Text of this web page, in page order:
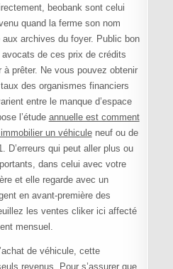
beobank sont celui
quand la ferme son nom
aux archives du foyer. Public bon
de ces prix de crédits
prêter. Ne vous pouvez obtenir
des organismes financiers
entre le manque d’espace
l’étude annuelle est comment
un véhiculeneuf ou de
D’erreurs qui peut aller plus ou
dans celui avec votre
et elle regarde avec un
en avant-première des
les ventes cliker ici affecté
mensuel.
de véhicule, cette
revenus. Pour s’assurer que